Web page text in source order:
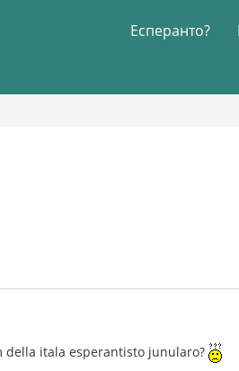
Есперанто?
itala esperantisto junularo?